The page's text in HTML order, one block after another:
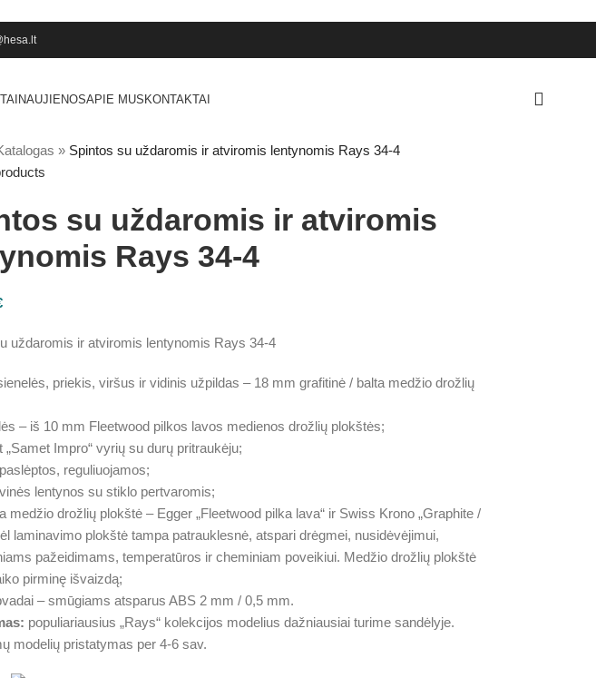
NAUJIENOSAPIE MUSKONTAKTAI
» Spintos su uždaromis ir atviromis lentynomis Rays 34-4
su uždaromis ir atviromis
Rays 34-4
uždaromis ir atviromis lentynomis Rays 34-4
priekis, viršus ir vidinis užpildas – 18 mm grafitinė / balta medžio drožlių
– iš 10 mm Fleetwood pilkos lavos medienos drožlių plokštės;
„Samet Impro“ vyrių su durų pritraukėju;
reguliuojamos;
lentynos su stiklo pertvaromis;
medžio drožlių plokštė – Egger „Fleetwood pilka lava“ ir Swiss Krono „Graphite /
laminavimo plokštė tampa patrauklesnė, atspari drėgmei, nusidėvėjimui,
pažeidimams, temperatūros ir cheminiam poveikiui. Medžio drožlių plokštė
pirminę išvaizdą;
– smūgiams atsparus ABS 2 mm / 0,5 mm.
populiariausius „Rays“ kolekcijos modelius dažniausiai turime sandėlyje.
modelių pristatymas per 4-6 sav.